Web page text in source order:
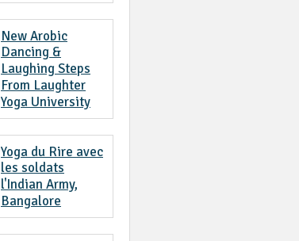
New Arobic
Dancing &
Laughing Steps
From Laughter
Yoga University
Yoga du Rire avec
les soldats
l'Indian Army,
Bangalore